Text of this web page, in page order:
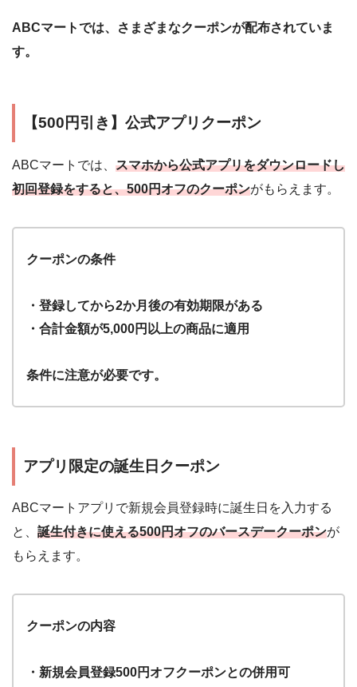
ABCマートでは、さまざまなクーポンが配布されていま
す。
【500円引き】公式アプリクーポン
ABCマートでは、 スマホから公式アプリをダウンロードし
初回登録をすると、500円オフのクーポンがもらえます。
クーポンの条件
・登録してから2か月後の有効期限がある
・合計金額が5,000円以上の商品に適用
条件に注意が必要です。
アプリ限定の誕生日クーポン
ABCマートアプリで新規会員登録時に誕生日を入力する
と、 誕生付きに使える500円オフのバースデークーポンが
もらえます。
クーポンの内容
・新規会員登録500円オフクーポンとの併用可